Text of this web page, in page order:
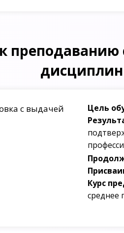
дисциплин
с выдачей
Цель
Курс
среднее